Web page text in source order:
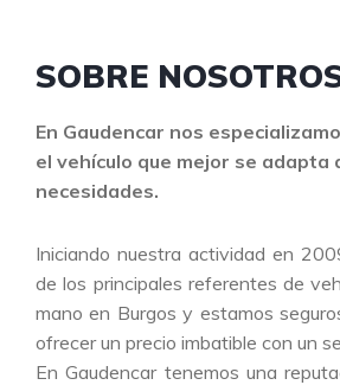
SOBRE
En Gaudencar nos
el vehículo que mejor se adapta
necesidades.
Iniciando nuestra actividad en
de los principales referentes de
mano en Burgos y estamos
ofrecer un precio imbatible con un
En Gaudencar tenemos una